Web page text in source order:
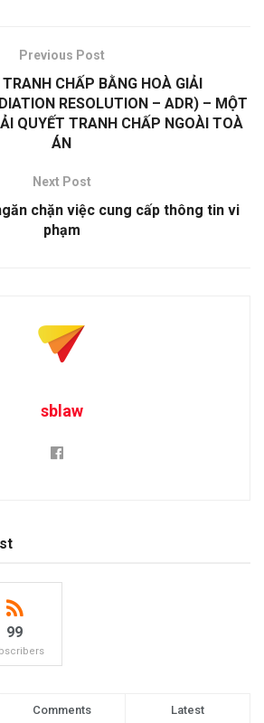
Previous Post
CHẤP BẰNG HOÀ GIẢI
RESOLUTION – ADR) – MỘT
QUYẾT TRANH CHẤP NGOÀI TOÀ
ÁN
Next Post
chặn việc cung cấp thông tin vi
phạm
sblaw
99
Comments Latest